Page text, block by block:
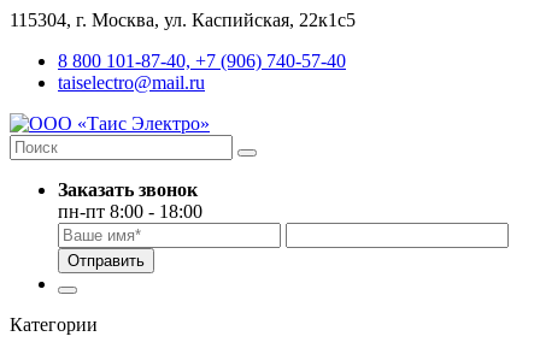
115304, г. Москва, ул. Каспийская, 22к1с5
8 800 101-87-40, +7 (906) 740-57-40
taiselectro@mail.ru
Заказать звонок
пн-пт 8:00 - 18:00
Отправить
Категории